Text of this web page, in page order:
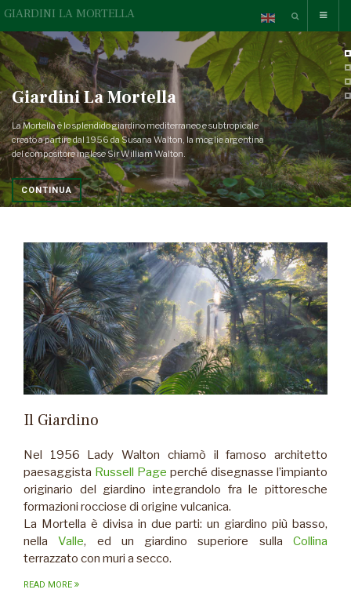
GIARDINI LA MORTELLA
Giardini La Mortella
La Mortella è lo splendido giardino mediterraneo e subtropicale
creato a partire dal 1956 da Susana Walton, la moglie argentina
del compositore inglese Sir William Walton.
CONTINUA
Il Giardino
Nel 1956 Lady Walton chiamò il famoso architetto
paesaggista Russell Page perché disegnasse l’impianto
originario del giardino integrandolo fra le pittoresche
formazioni rocciose di origine vulcanica.
La Mortella è divisa in due parti: un giardino più basso,
nellaValle, ed un giardino superiore sullaCollina
terrazzato con muri a secco.
READ MORE